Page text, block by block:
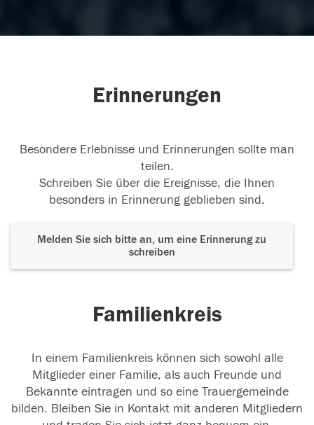
Erinnerungen
Besondere Erlebnisse und Erinnerungen sollte man
teilen.
Schreiben Sie über die Ereignisse, die Ihnen
besonders in Erinnerung geblieben sind.
Melden Sie sich bitte an, um eine Erinnerung zu
schreiben
Familienkreis
In einem Familienkreis können sich sowohl alle
Mitglieder einer Familie, als auch Freunde und
Bekannte eintragen und so eine Trauergemeinde
bilden. Bleiben Sie in Kontakt mit anderen Mitgliedern